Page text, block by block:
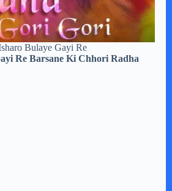
Bulaye Gayi Re
Re Barsane Ki Chhori Radha